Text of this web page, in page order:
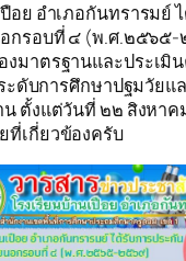
อย อำเภอกันทรารมย์
กรอบที่ ๔ (พ.ศ.๒๕๖๕-
งมาตรฐานและประเ
ดับการศึกษาปฐมวัยแ
ตั้งแต่วันที่ ๒๒ สิงหา
เกี่ยวข้องครับ